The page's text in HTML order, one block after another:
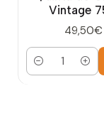
Vintage
49,50€
Quantidade